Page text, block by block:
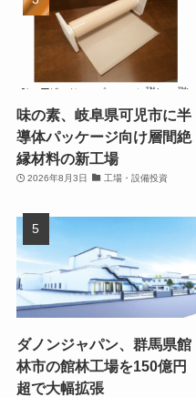
味の素、岐阜県可児市に半
導体パッケージ向け層間絶
縁材料の新工場
2026年8月3日 工場・設備投資
ダノンジャパン、群馬県館
林市の館林工場を150億円
超で大幅拡張